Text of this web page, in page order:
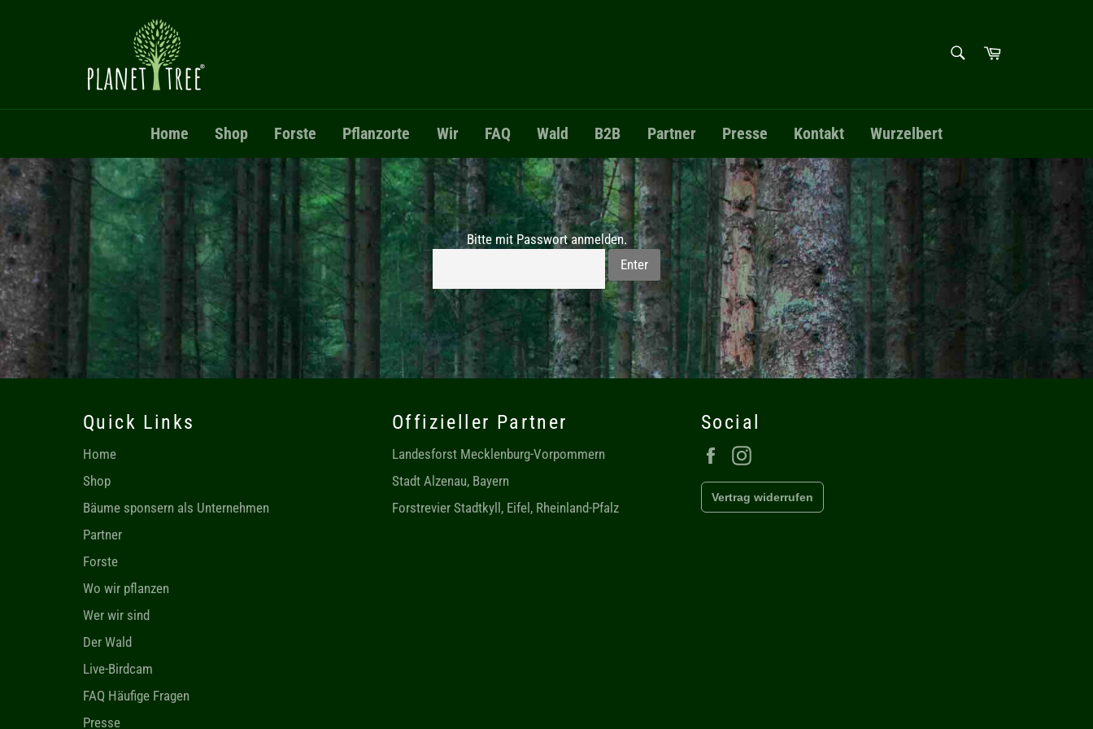
Warenkorb
Home Shop Forste Pflanzorte Wir FAQ Wald B2B Partner Presse Kontakt Wurzelbert
Bitte mit Passwort anmelden.
Enter
Quick Links
Home
Shop
Bäume sponsern als Unternehmen
Partner
Forste
Wo wir pflanzen
Wer wir sind
Der Wald
Live-Birdcam
FAQ Häufige Fragen
Presse
Offizieller Partner
Landesforst Mecklenburg-Vorpommern
Stadt Alzenau, Bayern
Forstrevier Stadtkyll, Eifel, Rheinland-Pfalz
Social
Facebook
Vertrag widerrufen